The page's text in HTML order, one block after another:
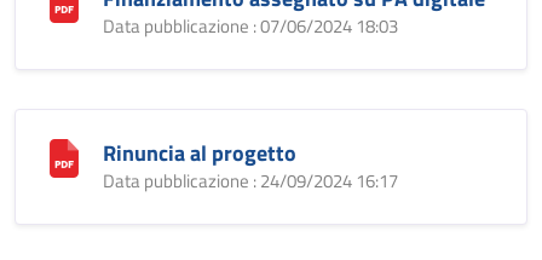
Data pubblicazione : 07/06/2024 18:03
Rinuncia al progetto
Data pubblicazione : 24/09/2024 16:17